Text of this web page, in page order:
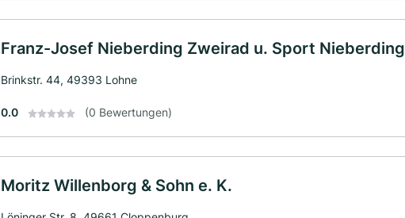
Franz-Josef Nieberding Zweirad u. Sport Nieberding
Brinkstr. 44, 49393 Lohne
0.0 (0 Bewertungen)
Moritz Willenborg & Sohn e. K.